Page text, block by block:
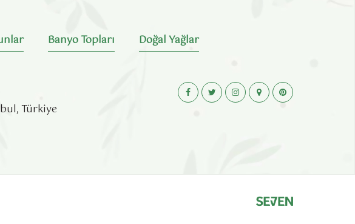
Banyo Topları Doğal Yağlar
Türkiye